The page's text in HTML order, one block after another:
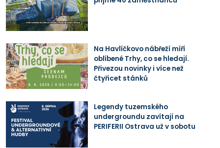
Na Havlíčkovo nábřeží míří
oblíbené Trhy, co se hledají.
Přivezou novinky i více než
čtyřicet stánků
Legendy tuzemského
undergroundu zavítají na
PERIFERII Ostrava už v sobotu